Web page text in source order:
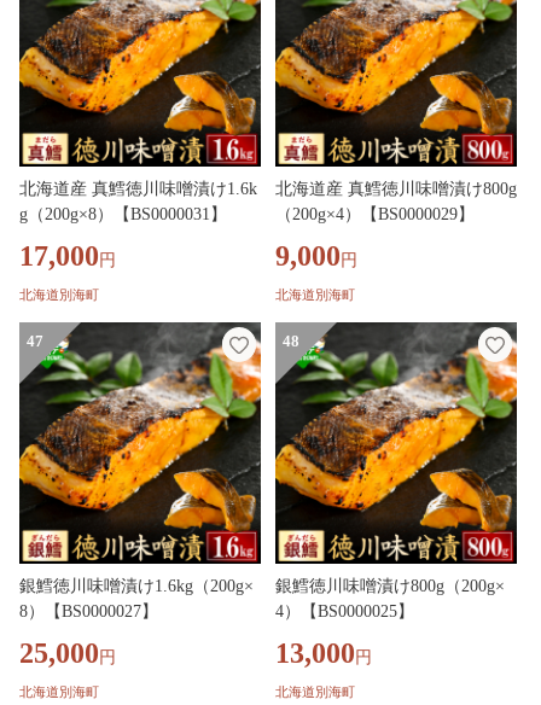
北海道産 真鱈徳川味噌漬け1.6k
g（200g×8）【BS0000031】
17,000 円
北海道別海町
北海道産 真鱈徳川味噌漬け800g
（200g×4）【BS0000029】
9,000 円
北海道別海町
47
銀鱈徳川味噌漬け1.6kg（200g×
8）【BS0000027】
25,000 円
北海道別海町
48
銀鱈徳川味噌漬け800g（200g×
4）【BS0000025】
13,000 円
北海道別海町